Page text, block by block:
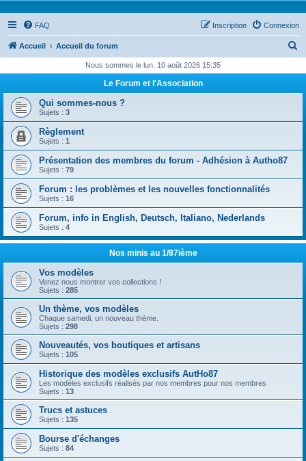
FAQ Connexion
Inscription
Accueil Accueil du forum
h
Nous sommes le lun. 10 août 2026 15:35
Le Forum et l'Association
Qui sommes-nous ?
Sujets : 3
Règlement
Sujets : 1
Présentation des membres du forum - Adhésion à Autho87
Sujets : 79
Forum : les problèmes et les nouvelles fonctionnalités
Sujets : 16
Forum, info in English, Deutsch, Italiano, Nederlands
Sujets : 4
Nos minis au 1/87ième
Vos modèles
Venez nous montrer vos collections !
Sujets : 285
Un thème, vos modèles
Chaque samedi, un nouveau thème.
Sujets : 298
Nouveautés, vos boutiques et artisans
Sujets : 105
Historique des modèles exclusifs AutHo87
Les modèles exclusifs réalisés par nos membres pour nos membres
Sujets : 13
Trucs et astuces
Sujets : 135
Bourse d'échanges
Sujets : 84